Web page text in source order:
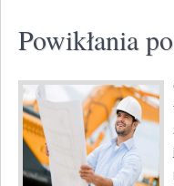
Powikłania